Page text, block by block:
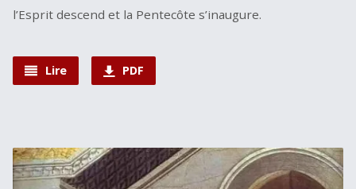
l’Esprit descend et la Pentecôte s’inaugure.
Lire PDF